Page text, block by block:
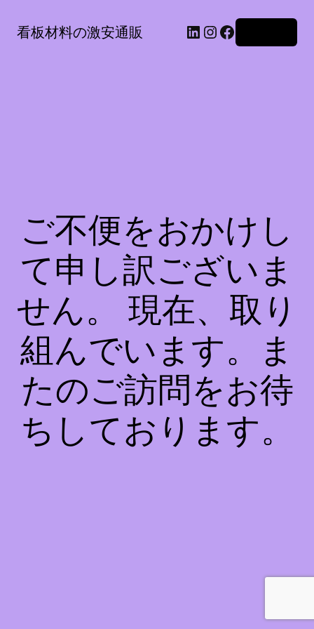
看板材料の激安通販 LinkedIn Instagram Facebook
ご不便をおかけし
て申し訳ございま
せん。 現在、取り
組んでいます。ま
たのご訪問をお待
ちしております。